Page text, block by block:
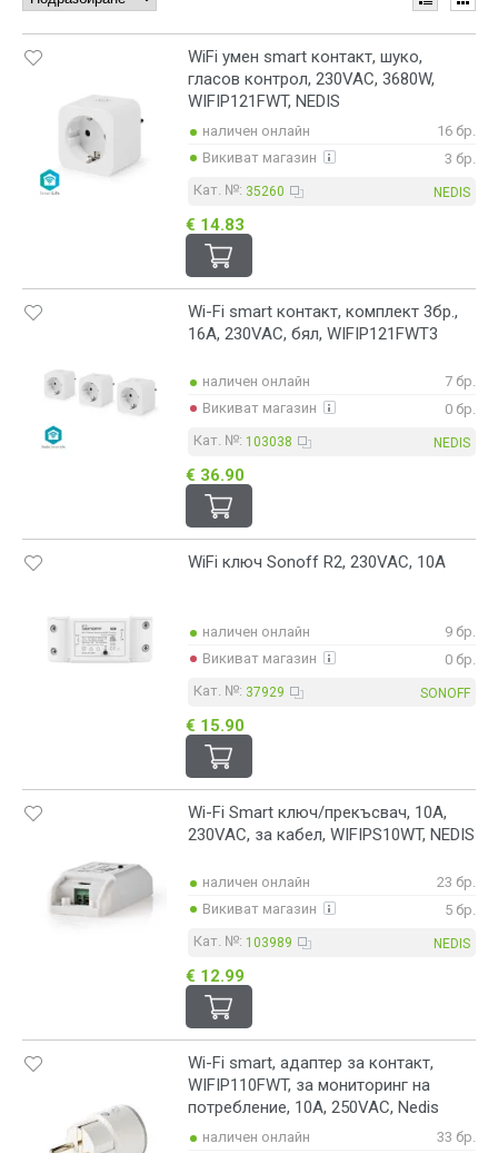
SmartLife
TX
Zigbee
Zigbee 3.0
син
сребрист
червен
черен
WiFi умен smart контакт, шуко,
гласов контрол, 230VAC, 3680W,
WIFIP121FWT, NEDIS
наличен онлайн
16 бр.
Викиват магазин
3 бр.
Кат. №: 35260 NEDIS
€ 14.83
Wi-Fi smart контакт, комплект 3бр.,
16A, 230VAC, бял, WIFIP121FWT3
наличен онлайн
7 бр.
Викиват магазин
0 бр.
Кат. №: 103038 NEDIS
€ 36.90
WiFi ключ Sonoff R2, 230VAC, 10A
наличен онлайн
9 бр.
Викиват магазин
0 бр.
Кат. №: 37929 SONOFF
€ 15.90
Wi-Fi Smart ключ/прекъсвач, 10A,
230VAC, за кабел, WIFIPS10WT, NEDIS
наличен онлайн
23 бр.
Викиват магазин
5 бр.
Кат. №: 103989 NEDIS
€ 12.99
Wi-Fi smart, адаптер за контакт,
WIFIP110FWT, за мониторинг на
потребление, 10A, 250VAC, Nedis
наличен онлайн
33 бр.